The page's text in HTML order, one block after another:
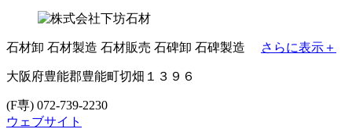
石材卸 石材製造 石材販売 石碑卸 石碑製造 さらに表示＋
大阪府豊能郡豊能町切畑１３９６
(F専) 072-739-2230
ウェブサイト